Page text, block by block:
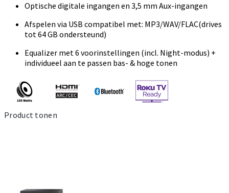
Optische digitale ingangen en 3,5 mm Aux-ingangen
Afspelen via USB compatibel met: MP3/WAV/FLAC(drives
tot 64 GB ondersteund)
Equalizer met 6 voorinstellingen (incl. Night-modus) +
individueel aan te passen bas- & hoge tonen
Product tonen